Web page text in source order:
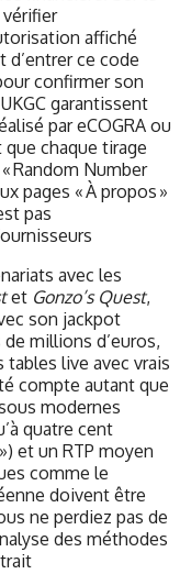
affiché
d’entrer ce code
confirmer son
garantissent
par eCOGRA ou
chaque tirage
Random Number
pages « À propos »
pas
avec les
et Gonzo’s Quest,
son jackpot
millions d’euros,
live avec vrais
compte autant que
modernes
quatre cent
et un RTP moyen
comme le
doivent être
ne perdiez pas de
des méthodes